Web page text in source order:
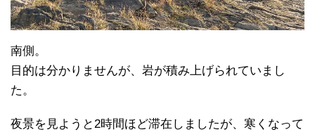
南側。
目的は分かりませんが、岩が積み上げられていまし
た。
夜景を見ようと2時間ほど滞在しましたが、寒くなって